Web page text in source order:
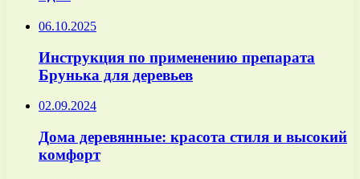
06.10.2025
Инструкция по применению препарата
Брунька для деревьев
02.09.2024
Дома деревянные: красота стиля и высокий
комфорт